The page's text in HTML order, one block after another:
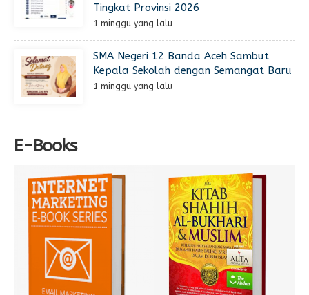
Tingkat Provinsi 2026
1 minggu yang lalu
SMA Negeri 12 Banda Aceh Sambut
Kepala Sekolah dengan Semangat Baru
1 minggu yang lalu
E-Books